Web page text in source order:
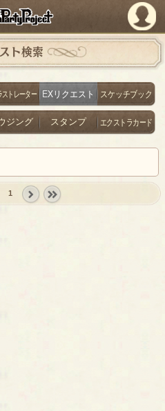
PandoraPartyProject
ト検索
ストレーター EXリクエスト スケッチブック
ジング スタンプ エクストラカード
1